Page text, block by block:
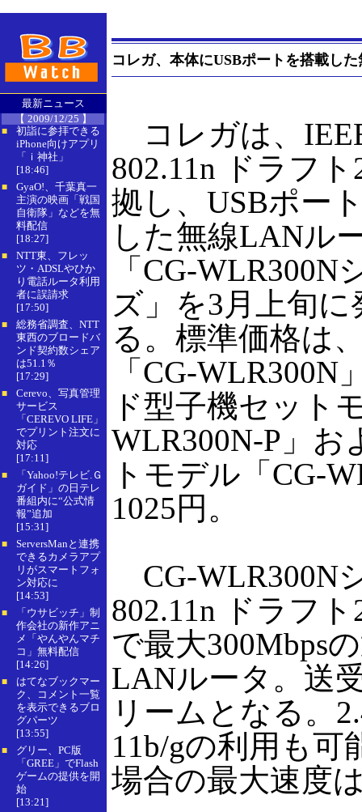
最新ニュース
【 2009/12/25 】
■
初詣に参拝できる
iPhone向けアプリ
「ｉ神社」
[18:46]
■
GyaO!、千葉真一
主演の映画「戦国
自衛隊」などを無
料配信
[18:27]
■
NTT東、フレッ
ツ・ADSLやひか
り電話ルータ利用
者に誤請求
[17:50]
■
総務省調査、NTT
東西のブロードバ
ンド契約数シェア
は51.1％
[17:29]
■
Cerevo、写真管理
サービス
「CEREVO LIFE」
でプリント注文に
対応
[17:11]
■
「Yahoo!テレビ.Ｇ
ガイド」の日テレ
番組内に“公式情
報”追加
[15:31]
■
ServersManと連携
できるカメラアプ
リがスマートフォ
ン対応に
[14:53]
■
「ウサビッチ」制
作会社の新作アニ
メ「やんやんマチ
コ」無料配信
[14:26]
■
はてなブックマー
ク、コメント一覧
を表示できるブロ
グパーツ
[13:55]
■
グリー、PC版
「GREE」でFlash
ゲームの提供を開
始
[13:21]
コレガ、本体にUSBポートを搭載し
コレガは、
802.11n ドラフ
拠し、USBポー
した無線LANル
「CG-WLR300N
ズ」を3月上旬に
る。標準価格は
「CG-WLR300N
ド型子機セット
WLR300N-P」お
トモデル「CG-
1025円。
CG-WLR300N
802.11n ドラフ
で最大300Mbps
LANルータ。送
リームとなる。
11b/gの利用も可
場合の最大速度